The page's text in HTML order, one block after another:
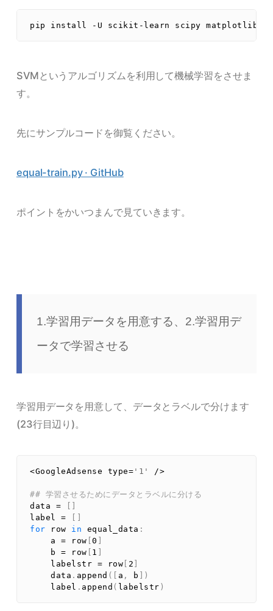
SVMというアルゴリズムを利用して機械学習をさせま
す。
先にサンプルコードを御覧ください。
equal-train.py · GitHub
ポイントをかいつまんで見ていきます。
1.学習用データを用意する、2.学習用デ
ータで学習させる
学習用データを用意して、データとラベルで分けます
(23行目辺り)。
<GoogleAdsense type= '1' />
## 学習させるためにデータとラベルに分ける
data = [ ]
label = [ ]
for row in equal_data :
    a
= row [0 ]
    b
= row [ 1 ]
    labelstr
= row [ 2 ]
    data
. append ( [ a , b ] )
    label
. append ( labelstr )